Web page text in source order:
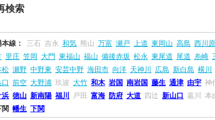
検索
線： 三石 吉永 和気 熊山 万富 瀬戸 上道 東岡山 高島 西川原
里庄 笠岡 大門 東福山 福山 備後赤坂 松永 東尾道 尾道 糸崎
松 瀬野 中野東 安芸中野 海田市 向洋 天神川 広島 新白島 横川
前空 大野浦 玖波 大竹 和木 岩国 南岩国 藤生 通津 由宇 神
浜 徳山 新南陽 福川 戸田 富海 防府 大道 四辻 新山口 嘉川 本
関 幡生 下関